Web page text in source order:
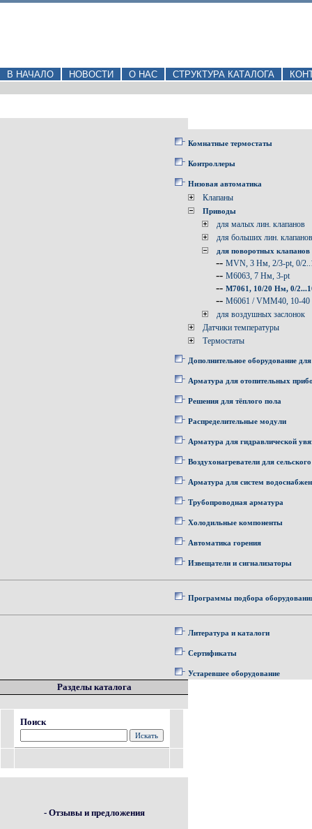
В НАЧАЛО НОВОСТИ О НАС СТРУКТУРА КАТАЛОГА
Комнатные термостаты
Контроллеры
Низовая автоматика
Клапаны
Приводы
для малых лин. клапанов
для больших лин. клапанов
для поворотных клапанов
-- MVN, 3 Нм, 2/3-pt, 0/
-- M6063, 7 Нм, 3-pt
-- M7061, 10/20 Hм, 0/
-- M6061 / VMM40, 10-
для воздушных заслонок
Датчики температуры
Термостаты
Дополнительное оборудование
Арматура для отопительных
Решения для тёплого пола
Распределительные модули
Арматура для гидравлической
Воздухонагреватели для
Арматура для систем
Трубопроводная арматура
Холодильные компоненты
Автоматика горения
Извещатели и сигнализаторы
Программы подбора
Литература и каталоги
Сертификаты
Устаревшее оборудование
Разделы каталога
Поиск
- Отзывы и предложения